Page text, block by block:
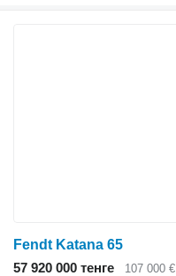
Fendt Katana 65
57 920 000 тенге
107 000 €